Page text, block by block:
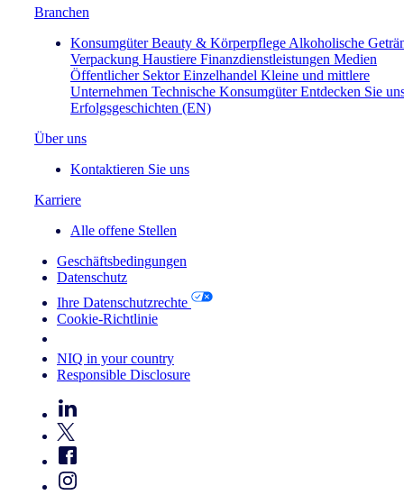
Branchen
Konsumgüter Beauty & Körperpflege Alkoholische
Verpackung Haustiere Finanzdienstleistungen Medien
Öffentlicher Sektor Einzelhandel Kleine und mittlere
Unternehmen Technische Konsumgüter Entdecken Sie
Erfolgsgeschichten (EN)
Über uns
Kontaktieren Sie uns
Karriere
Alle offene Stellen
Geschäftsbedingungen
Datenschutz
Ihre Datenschutzrechte
Cookie-Richtlinie
NIQ in your country
Responsible Disclosure